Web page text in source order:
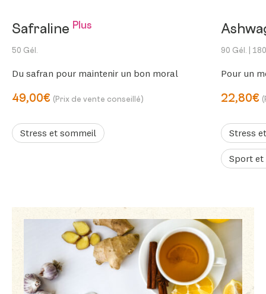
Safraline Plus
50 Gél.
Du safran pour maintenir un bon moral
49,00€ (Prix de vente conseillé)
Stress et sommeil
90 Gél. |
Pour un
22,80€
Stress
Sport